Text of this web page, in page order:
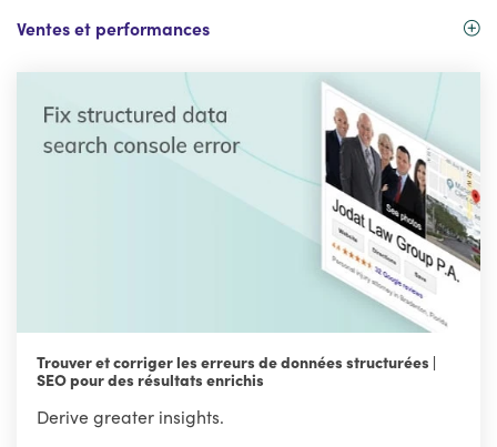
Ventes et performances
Trouver et corriger les erreurs de données structurées |
SEO pour des résultats enrichis
Derive greater insights.